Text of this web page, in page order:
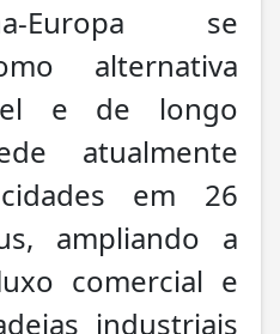
Europa se
alternativa
e de longo
atualmente
em 26
ampliando a
comercial e
industriais